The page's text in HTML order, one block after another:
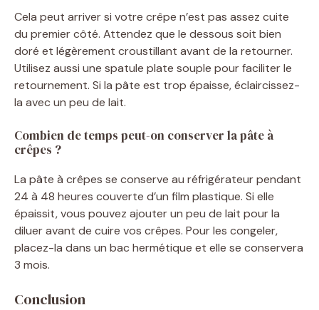
Cela peut arriver si votre crêpe n’est pas assez cuite
du premier côté. Attendez que le dessous soit bien
doré et légèrement croustillant avant de la retourner.
Utilisez aussi une spatule plate souple pour faciliter le
retournement. Si la pâte est trop épaisse, éclaircissez-
la avec un peu de lait.
Combien de temps peut-on conserver la pâte à
crêpes ?
La pâte à crêpes se conserve au réfrigérateur pendant
24 à 48 heures couverte d’un film plastique. Si elle
épaissit, vous pouvez ajouter un peu de lait pour la
diluer avant de cuire vos crêpes. Pour les congeler,
placez-la dans un bac hermétique et elle se conservera
3 mois.
Conclusion